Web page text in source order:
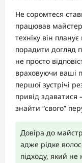
Не соромтеся
працював
техніку він
порадити догляд
не просто
враховуючи ваші
першої зустрічі
привід здаватися
знайти “свого”
Довіра до
адже рідке
підходу, який